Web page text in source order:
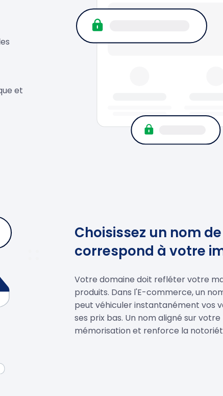
et
Choisissez un nom
correspond à votre
Votre domaine doit refléter votre
produits. Dans l'E-commerce, un
peut véhiculer instantanément vos
ses prix bas. Un nom aligné sur
mémorisation et renforce la